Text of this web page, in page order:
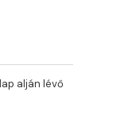
alján lévő